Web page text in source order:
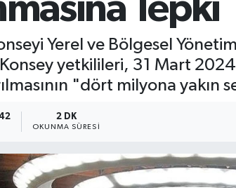
Tepki
Yerel ve Bölgesel
yetkilileri, 31 Mart
"dört milyona
2 DK
OKUNMA SÜRESI